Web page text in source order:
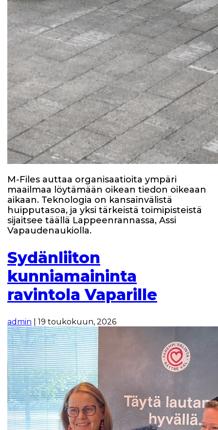
M-Files auttaa organisaatioita ympäri
maailmaa löytämään oikean tiedon oikeaan
aikaan. Teknologia on kansainvälistä
huipputasoa, ja yksi tärkeistä toimipisteistä
sijaitsee täällä Lappeenrannassa, Assi
Vapaudenaukiolla.
Sydänliiton
kunniamaininta
ravintola Vaparille
admin 19 toukokuun, 2026